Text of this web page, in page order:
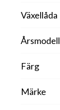
Växellåda
Årsmodell
Färg
Märke